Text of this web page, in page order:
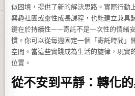
似困境，提供了新的解決思路。實際行動
興趣社團或靈性成長課程，也能建立兼具
鍵在於持續性——寄託不是一次性的情緒
慣。你可以從每週固定一個「寄託時間」
空間。當這些實踐成為生活的旋律，現實
位置。
從不安到平靜：轉化